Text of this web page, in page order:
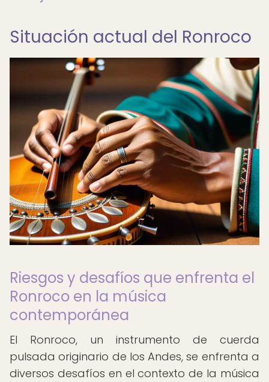
Situación actual del Ronroco
Riesgos y desafíos que enfrenta el
Ronroco en la música
contemporánea
El Ronroco, un instrumento de cuerda
pulsada originario de los Andes, se enfrenta a
diversos desafíos en el contexto de la música